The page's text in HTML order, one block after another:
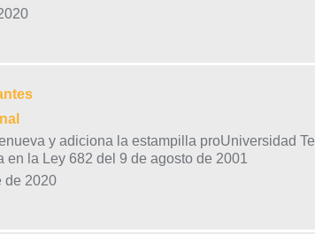
y adiciona la estampilla proUniversidad
en la Ley 682 del 9 de agosto de 2001
de 2020